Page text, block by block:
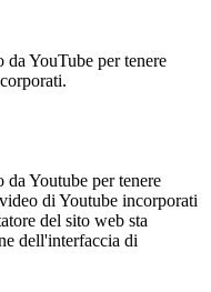
da YouTube per tenere
da Youtube per tenere
di Youtube incorporati
del sito web sta
dell'interfaccia di